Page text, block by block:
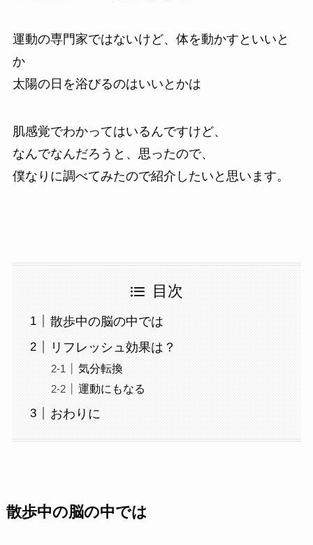
運動の専門家ではないけど、体を動かすといいと
か
太陽の日を浴びるのはいいとかは
肌感覚でわかってはいるんですけど、
なんでなんだろうと、思ったので、
僕なりに調べてみたので紹介したいと思います。
目次
散歩中の脳の中では
リフレッシュ効果は？
気分転換
運動にもなる
おわりに
散歩中の脳の中では